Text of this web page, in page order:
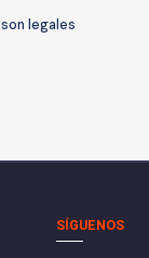
legales
SÍGUENOS